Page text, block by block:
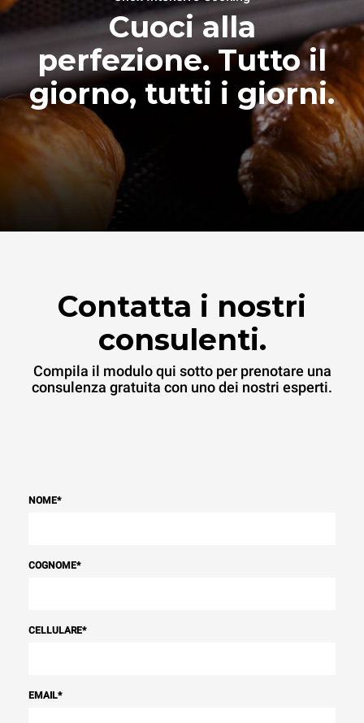
Cuoci alla
perfezione. Tutto il
giorno, tutti i giorni.
Contatta i nostri
consulenti.
Compila il modulo qui sotto per prenotare una
consulenza gratuita con uno dei nostri esperti.
NOME*
COGNOME*
CELLULARE*
EMAIL*